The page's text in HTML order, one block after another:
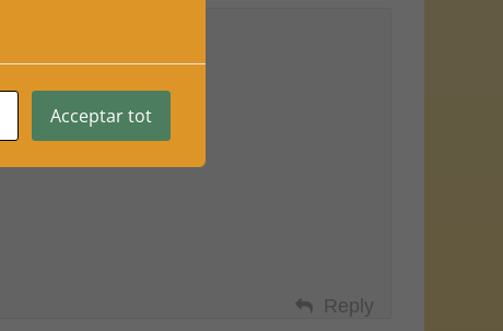
Reply
Acceptar tot